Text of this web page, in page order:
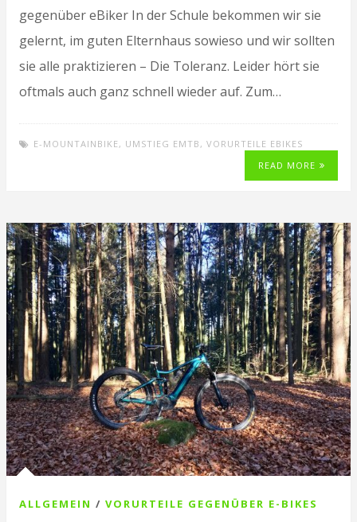
gegenüber eBiker In der Schule bekommen wir sie
gelernt, im guten Elternhaus sowieso und wir sollten
sie alle praktizieren – Die Toleranz. Leider hört sie
oftmals auch ganz schnell wieder auf. Zum…
E-MOUNTAINBIKE , UMSTIEG EMTB , VORURTEILE EBIKES
READ MORE
ALLGEMEIN / VORURTEILE GEGENÜBER E-BIKES